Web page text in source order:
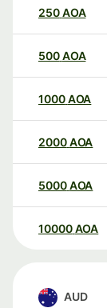
250AOA
500AOA
1000AOA
2000AOA
5000AOA
10000 AOA
AUD